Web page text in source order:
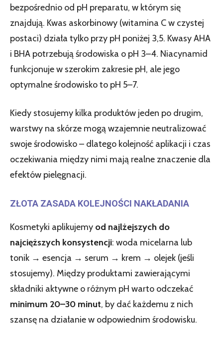
bezpośrednio od pH preparatu, w którym się
znajdują. Kwas askorbinowy (witamina C w czystej
postaci) działa tylko przy pH poniżej 3,5. Kwasy AHA
i BHA potrzebują środowiska o pH 3–4. Niacynamid
funkcjonuje w szerokim zakresie pH, ale jego
optymalne środowisko to pH 5–7.
Kiedy stosujemy kilka produktów jeden po drugim,
warstwy na skórze mogą wzajemnie neutralizować
swoje środowisko – dlatego kolejność aplikacji i czas
oczekiwania między nimi mają realne znaczenie dla
efektów pielęgnacji.
ZŁOTA ZASADA KOLEJNOŚCI NAKŁADANIA
Kosmetyki aplikujemy od najlżejszych do
najcięższych konsystencji: woda micelarna lub
tonik → esencja → serum → krem → olejek (jeśli
stosujemy). Między produktami zawierającymi
składniki aktywne o różnym pH warto odczekać
minimum 20–30 minut, by dać każdemu z nich
szansę na działanie w odpowiednim środowisku.